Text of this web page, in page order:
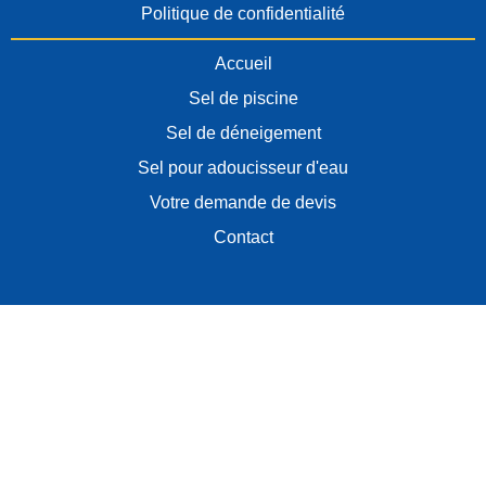
Politique de confidentialité
Accueil
Sel de piscine
Sel de déneigement
Sel pour adoucisseur d'eau
Votre demande de devis
Contact